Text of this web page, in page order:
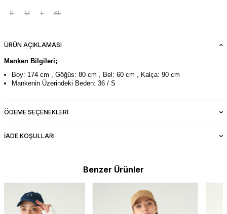
S M L XL
ÜRÜN AÇIKLAMASI
Manken Bilgileri;
Boy: 174 cm , Göğüs: 80 cm , Bel: 60 cm , Kalça: 90 cm
Mankenin Üzerindeki Beden: 36 / S
ÖDEME SEÇENEKLERI
İADE KOŞULLARI
Benzer Ürünler